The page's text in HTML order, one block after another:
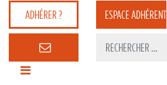
ADHÉRER ? ESPACEADHÉRENT